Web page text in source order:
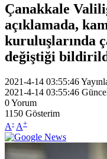
Çanakkale
açıklamada,
kuruluşlarında
değiştiği
2021-4-14 03:55:46
2021-4-14 03:55:46
0Yorum
1150 Gösterim
A- A+